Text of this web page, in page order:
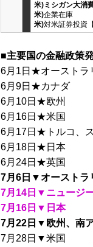
米)ミシガン大消
米)企業在庫
米)対米証券投資
■主要国の金融政策
6月1日★オーストラ
6月9日★カナダ
6月10日★欧州
6月16日★米国
6月17日★トルコ、
6月18日★日本
6月24日★英国
7月6日▼オーストラ
7月14日▼ニュージ
7月16日▼日本
7月22日▼欧州、南
7月28日▼米国